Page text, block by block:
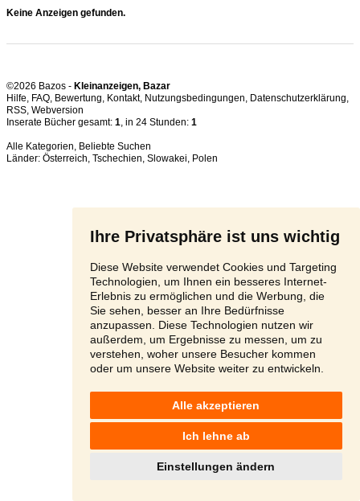
Ihre Privatsphäre ist uns wichtig
Diese Website verwendet Cookies und Targeting
Technologien, um Ihnen ein besseres Internet-
Erlebnis zu ermöglichen und die Werbung, die
Sie sehen, besser an Ihre Bedürfnisse
anzupassen. Diese Technologien nutzen wir
außerdem, um Ergebnisse zu messen, um zu
verstehen, woher unsere Besucher kommen
oder um unsere Website weiter zu entwickeln.
Alle akzeptieren
Ich lehne ab
Einstellungen ändern
Keine Anzeigen gefunden.
©2026 Bazos - Kleinanzeigen, Bazar
Hilfe, FAQ, Bewertung, Kontakt, Nutzungsbedingungen, Datenschutzerklärung,
RSS,
Inserate Bücher gesamt: 1, in 24 Stunden: 1
Alle Kategorien, Beliebte Suchen
Länder: Österreich, Tschechien, Slowakei, Polen